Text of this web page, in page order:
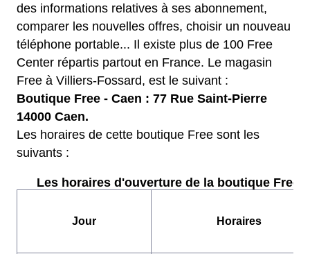
des informations relatives à ses abonnement,
comparer les nouvelles offres, choisir un nouveau
téléphone portable... Il existe plus de 100 Free
Center répartis partout en France. Le magasin
Free à Villiers-Fossard, est le suivant :
Boutique Free - Caen : 77 Rue Saint-Pierre
14000 Caen.
Les horaires de cette boutique Free sont les
suivants :
Les horaires d'ouverture de la boutique Free :
Jour Horaires